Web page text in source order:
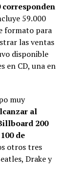
corresponden
59.000
formato para
las ventas
disponible
en CD, una en
muy
al
200
de
otros tres
Drake y